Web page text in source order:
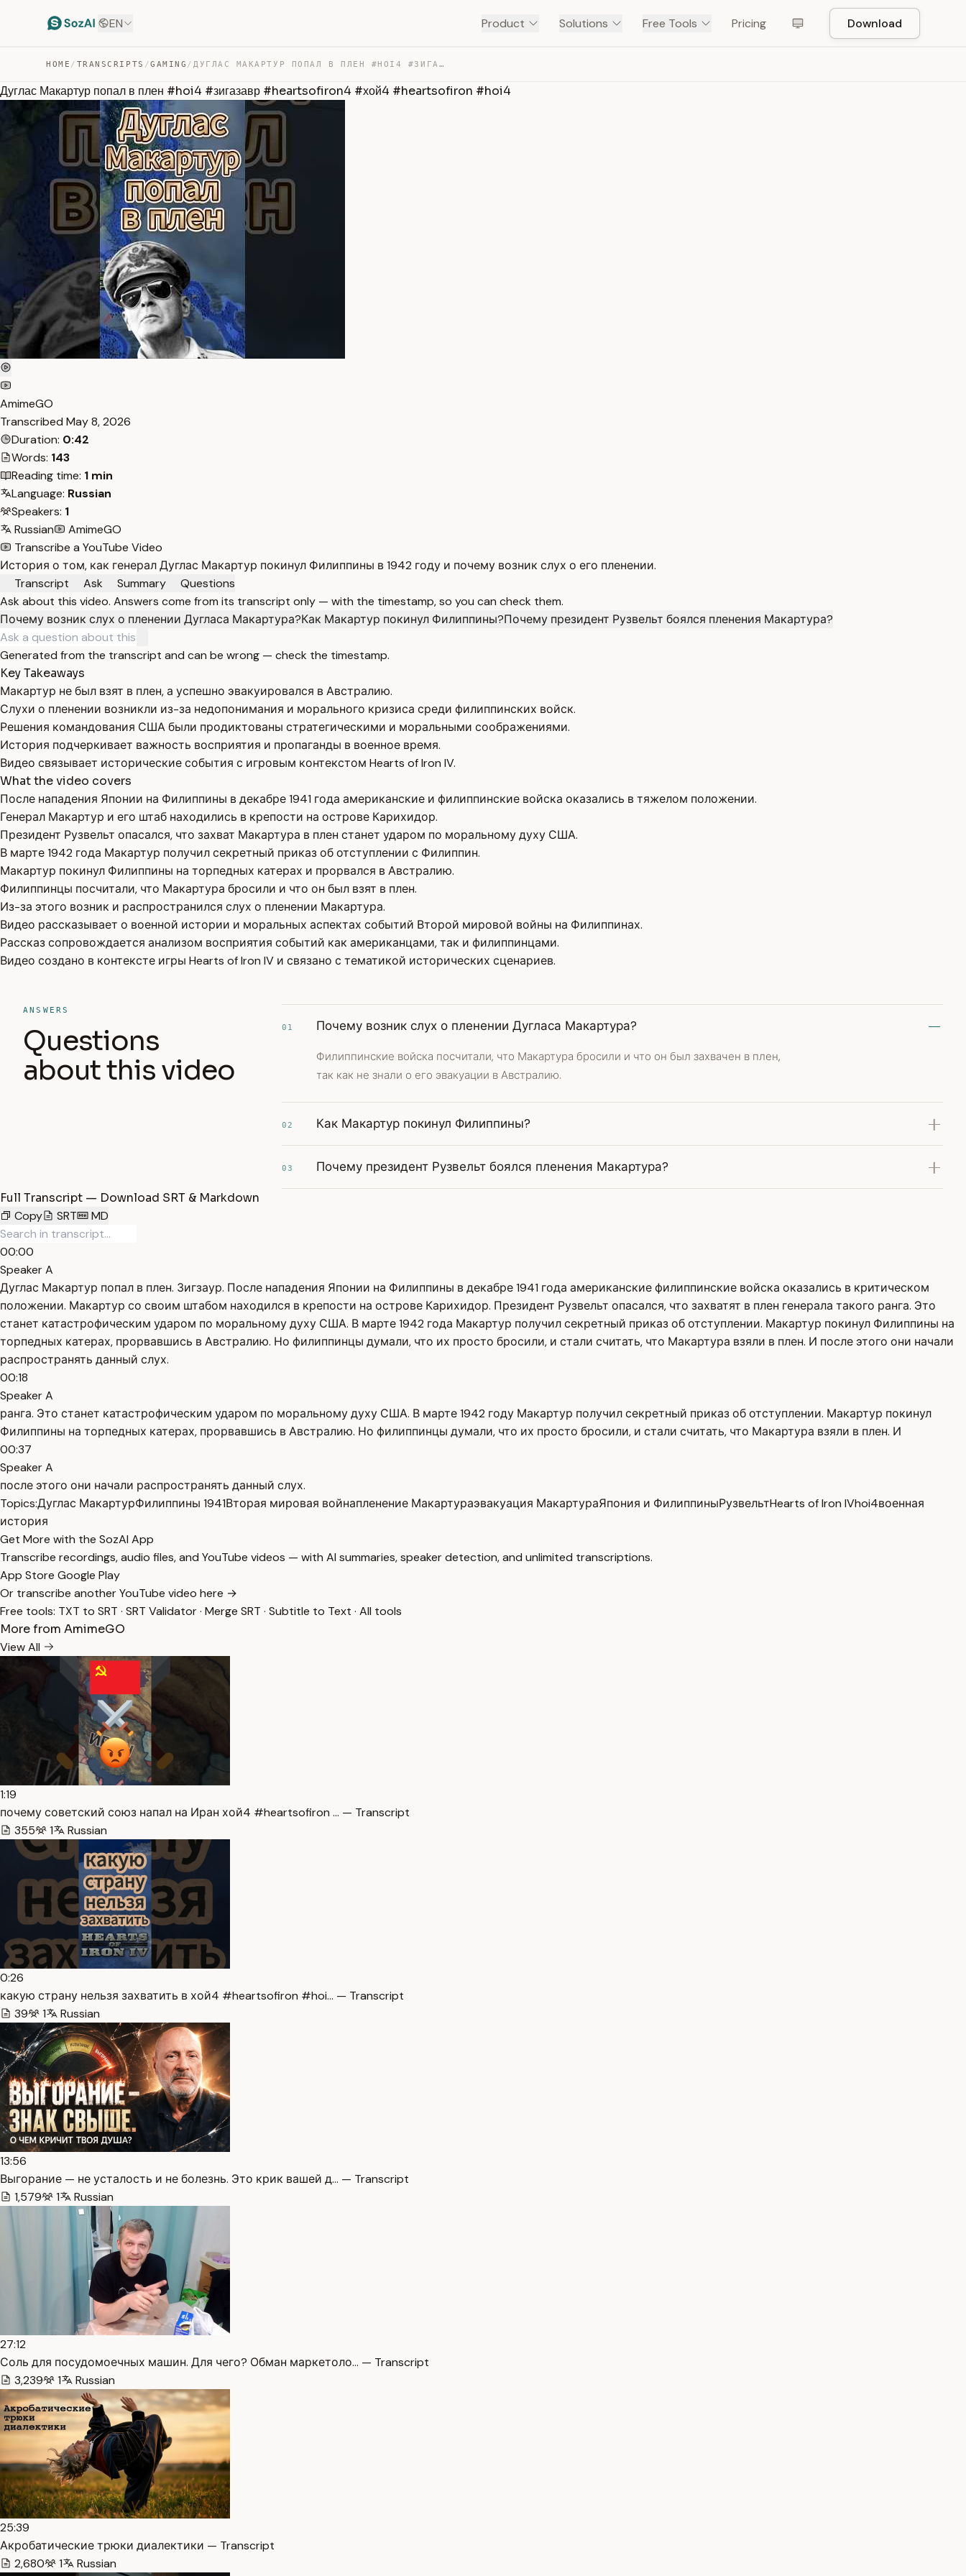
EN Product Solutions Free Tools Pricing Download
HOME / TRANSCRIPTS /GAMING / ДУГЛАС МАКАРТУР ПОПАЛ В ПЛЕН #HOI4 #ЗИГАЗАВР #HEARTSOFI… — TRANSCRIPT
Дуглас Макартур попал в плен #hoi4 #зигазавр #heartsofiron4 #хой4 #heartsofiron #hoi4
AmimeGO
Transcribed May 8, 2026
Duration: 0:42
Words: 143
Reading time: 1 min
Language: Russian
Speakers: 1
Russian
AmimeGO
Transcribe a YouTube Video
История о том, как генерал Дуглас Макартур покинул Филиппины в 1942 году и почему возник слух о его пленении.
Transcript
Ask Summary
Questions
Ask about this video. Answers come from its transcript only — with the timestamp, so you can check them.
Почему возник слух о пленении Дугласа Макартура?Как Макартур покинул Филиппины?Почему президент Рузвельт боялся пленения Макартура?
Generated from the transcript and can be wrong — check the timestamp.
Key Takeaways
Макартур не был взят в плен, а успешно эвакуировался в Австралию.
Слухи о пленении возникли из-за недопонимания и морального кризиса среди филиппинских войск.
Решения командования США были продиктованы стратегическими и моральными соображениями.
История подчеркивает важность восприятия и пропаганды в военное время.
Видео связывает исторические события с игровым контекстом Hearts of Iron IV.
What the video covers
После нападения Японии на Филиппины в декабре 1941 года американские и филиппинские войска оказались в тяжелом положении.
Генерал Макартур и его штаб находились в крепости на острове Карихидор.
Президент Рузвельт опасался, что захват Макартура в плен станет ударом по моральному духу США.
В марте 1942 года Макартур получил секретный приказ об отступлении с Филиппин.
Макартур покинул Филиппины на торпедных катерах и прорвался в Австралию.
Филиппинцы посчитали, что Макартура бросили и что он был взят в плен.
Из-за этого возник и распространился слух о пленении Макартура.
Видео рассказывает о военной истории и моральных аспектах событий Второй мировой войны на Филиппинах.
Рассказ сопровождается анализом восприятия событий как американцами, так и филиппинцами.
Видео создано в контексте игры Hearts of Iron IV и связано с тематикой исторических сценариев.
ANSWERS
Questions
about this video
01 Почему возник слух о пленении Дугласа Макартура?
Филиппинские войска посчитали, что Макартура бросили и что он был захвачен в плен,
так как не знали о его эвакуации в Австралию.
02 Как Макартур покинул Филиппины?
03 Почему президент Рузвельт боялся пленения Макартура?
Full Transcript — Download SRT & Markdown
Copy
SRT MD
00:00
Speaker A
Дуглас Макартур попал в плен. Зигзаур. После нападения Японии на Филиппины в декабре 1941 года американские филиппинские войска оказались в критическом
положении. Макартур со своим штабом находился в крепости на острове Карихидор. Президент Рузвельт опасался, что захватят в плен генерала такого ранга. Это
станет катастрофическим ударом по моральному духу США. В марте 1942 года Макартур получил секретный приказ об отступлении. Макартур покинул Филиппины на
торпедных катерах, прорвавшись в Австралию. Но филиппинцы думали, что их просто бросили, и стали считать, что Макартура взяли в плен. И после этого они начали
распространять данный слух.
00:18
Speaker A
ранга. Это станет катастрофическим ударом по моральному духу США. В марте 1942 году Макартур получил секретный приказ об отступлении. Макартур покинул
Филиппины на торпедных катерах, прорвавшись в Австралию. Но филиппинцы думали, что их просто бросили, и стали считать, что Макартура взяли в плен. И
00:37
Speaker A
после этого они начали распространять данный слух.
Topics:Дуглас МакартурФилиппины 1941Вторая мировая войнапленение Макартураэвакуация МакартураЯпония и ФилиппиныРузвельтHearts of Iron IVhoi4военная
история
Get More with the SozAI App
Transcribe recordings, audio files, and YouTube videos — with AI summaries, speaker detection, and unlimited transcriptions.
App Store Google Play
Or transcribe another YouTube video here →
Free tools: TXT to SRT · SRT Validator· Merge SRT · Subtitle to Text · All tools
More from AmimeGO
View All
1:19
почему советский союз напал на Иран хой4 #heartsofiron … — Transcript
355
1 Russian
0:26
какую страну нельзя захватить в хой4 #heartsofiron #hoi… — Transcript
39
1 Russian
13:56
Выгорание — не усталость и не болезнь. Это крик вашей д… — Transcript
1,579
1 Russian
27:12
Соль для посудомоечных машин. Для чего? Обман маркетоло… — Transcript
3,239
1 Russian
25:39
Акробатические трюки диалектики — Transcript
2,680
1 Russian